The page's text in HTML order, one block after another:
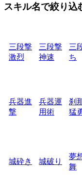
スキル名で絞り込
三段撃
激烈
三段撃
神速
三
ち
兵器進
撃
兵器運
用術
刹
猛
城砕き 城破り
夢
舞